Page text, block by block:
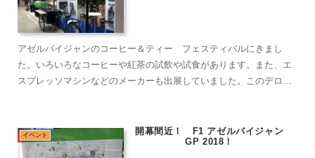
アゼルバイジャンのコーヒー＆ティー フェスティバルにきまし
た。いろいろなコーヒーや紅茶の試飲や試食があります。また、エ
スプレッソマシンなどのメーカーも出展していました。このデロン
イベント
開幕間近！ F1 アゼルバイジャン
GP 2018！